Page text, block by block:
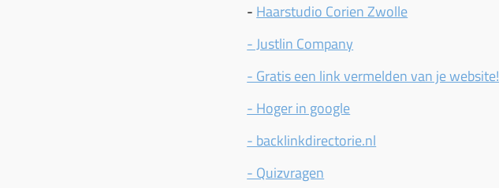
- Haarstudio Corien Zwolle
- Justlin Company
- Gratis een link vermelden van je website!
- Hoger in google
- backlinkdirectorie.nl
- Quizvragen